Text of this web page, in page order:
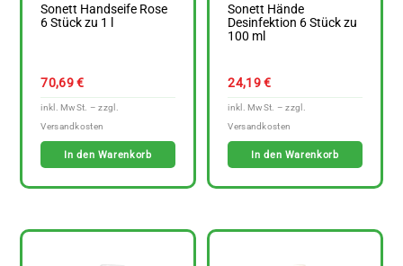
Sonett Handseife Rose
6 Stück zu 1 l
70,69€
In den Warenkorb
Sonett Hände
Desinfektion 6 Stück zu
100 ml
24,19€
In den Warenkorb